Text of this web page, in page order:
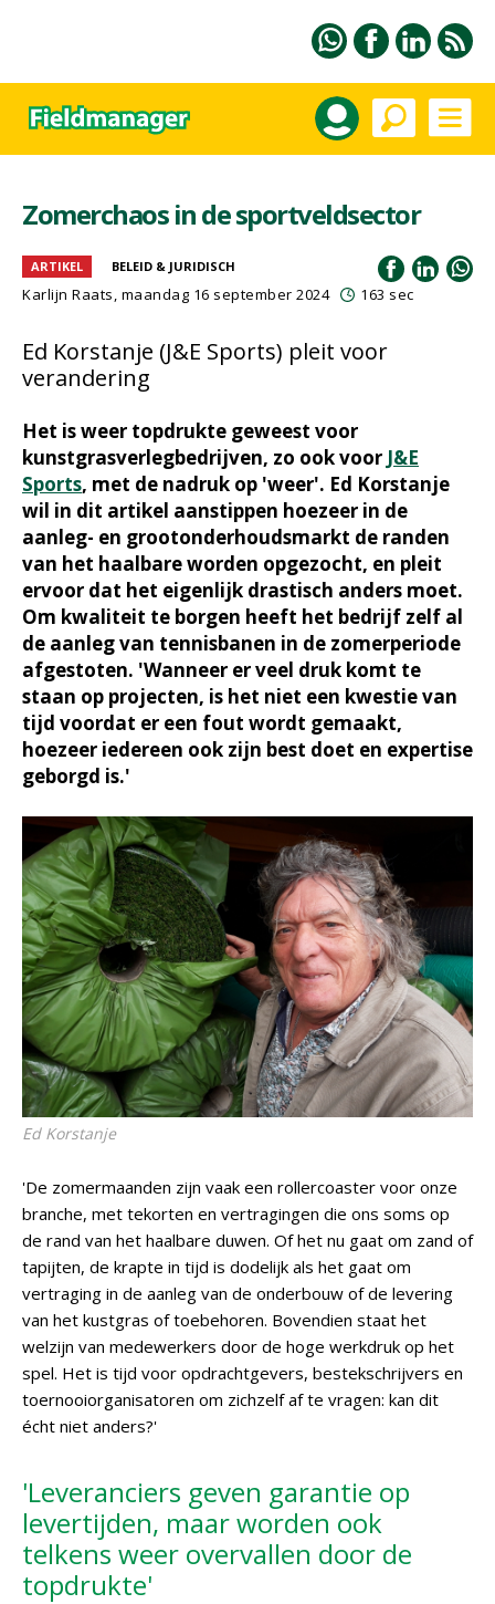
Zomerchaos in de sportveldsector
ARTIKEL BELEID & JURIDISCH
Karlijn Raats, maandag 16 september 2024 163 sec
Ed Korstanje (J&E Sports) pleit voor
verandering
Het is weer topdrukte geweest voor
kunstgrasverlegbedrijven, zo ook voor J&E
Sports, met de nadruk op 'weer'. Ed Korstanje
wil in dit artikel aanstippen hoezeer in de
aanleg- en grootonderhoudsmarkt de randen
van het haalbare worden opgezocht, en pleit
ervoor dat het eigenlijk drastisch anders moet.
Om kwaliteit te borgen heeft het bedrijf zelf al
de aanleg van tennisbanen in de zomerperiode
afgestoten. 'Wanneer er veel druk komt te
staan op projecten, is het niet een kwestie van
tijd voordat er een fout wordt gemaakt,
hoezeer iedereen ook zijn best doet en expertise
geborgd is.'
Ed Korstanje
'De zomermaanden zijn vaak een rollercoaster voor onze
branche, met tekorten en vertragingen die ons soms op
de rand van het haalbare duwen. Of het nu gaat om zand of
tapijten, de krapte in tijd is dodelijk als het gaat om
vertraging in de aanleg van de onderbouw of de levering
van het kustgras of toebehoren. Bovendien staat het
welzijn van medewerkers door de hoge werkdruk op het
spel. Het is tijd voor opdrachtgevers, bestekschrijvers en
toernooiorganisatoren om zichzelf af te vragen: kan dit
écht niet anders?'
'Leveranciers geven garantie op
levertijden, maar worden ook
telkens weer overvallen door de
topdrukte'